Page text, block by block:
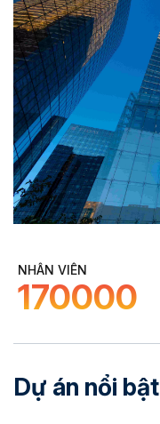
NHÂN VIÊN
170000
Dự án nổi bật